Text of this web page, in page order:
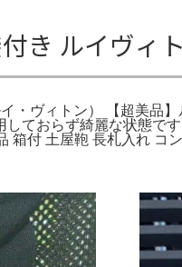
き ルイヴ
・ヴィトン） 【超美品
しておらず綺麗な状態
付 土屋鞄 長札入れ コ